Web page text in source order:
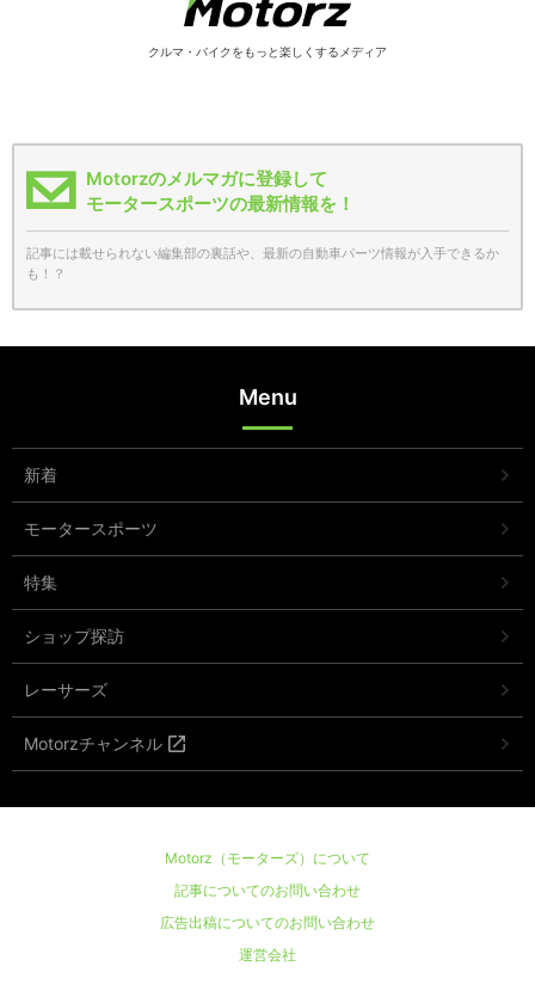
クルマ・バイクをもっと楽しくするメディア
Motorzのメルマガに登録して
モータースポーツの最新情報を！
記事には載せられない編集部の裏話や、最新の自動車パーツ情報が入手できるか
も！？
Menu
新着
モータースポーツ
特集
ショップ探訪
レーサーズ
Motorzチャンネル
Motorz（モーターズ）について
記事についてのお問い合わせ
広告出稿についてのお問い合わせ
運営会社